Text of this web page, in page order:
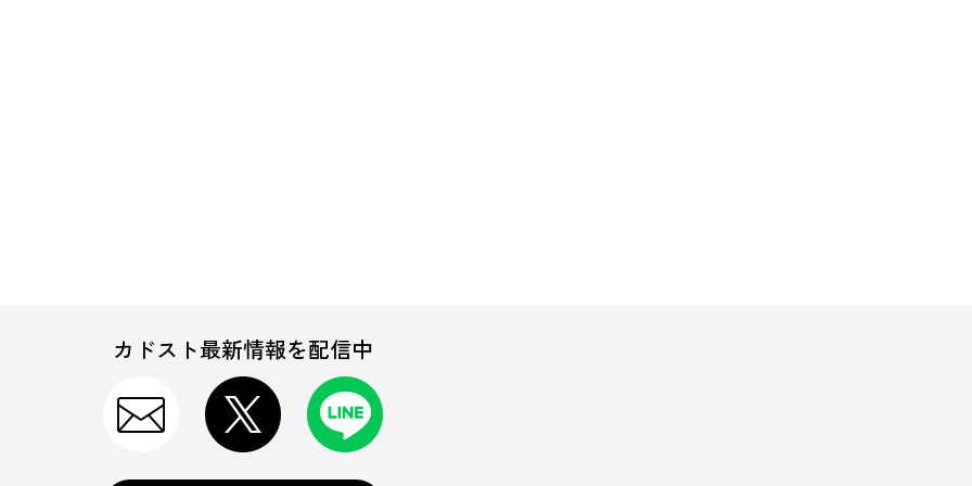
カドスト最新情報を配信中